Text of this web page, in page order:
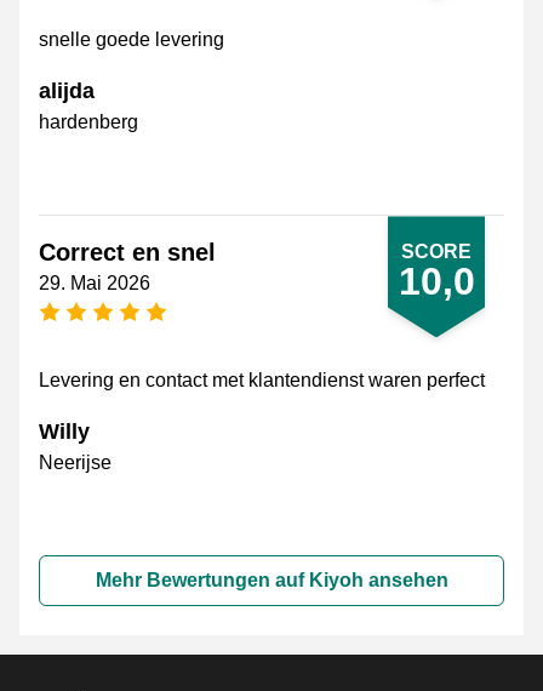
snelle goede levering
alijda
hardenberg
SCORE
10,0
Correct en snel
29. Mai 2026
[_General:NumberOfStarsPluralFormat]
Levering en contact met klantendienst waren perfect
Willy
Neerijse
Mehr Bewertungen auf Kiyoh ansehen